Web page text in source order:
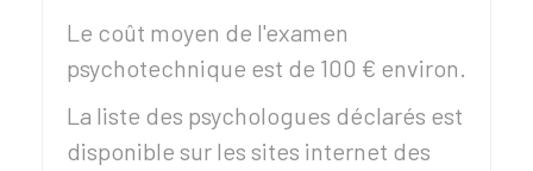
Le coût moyen de l'examen
psychotechnique est de 100 € environ.
La liste des psychologues déclarés est
disponible sur les sites internet des